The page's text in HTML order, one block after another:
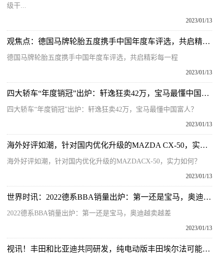
级干...
2023/01/13
观焦点：德国马牌轮胎五度携手中国年度车评选，共启精彩每一程
德国马牌轮胎五度携手中国年度车评选，共启精彩每一程
2023/01/13
四大轿车“年度销冠”出炉：轩逸狂卖42万，宝马最懂中国富人？
四大轿车“年度销冠”出炉：轩逸狂卖42万，宝马最懂中国富人？
2023/01/13
海外好评如潮，针对国内优化升级的MAZDA CX-50，实力如何？
海外好评如潮，针对国内优化升级的MAZDACX-50，实力如何？
2023/01/13
世界时讯：2022德系BBA销量出炉：第一还是宝马，奥迪越卖越差
2022德系BBA销量出炉：第一还是宝马，奥迪越卖越差
2023/01/13
视讯！丰田和比亚迪共同研发，纯电动版丰田埃尔法可能真要来了